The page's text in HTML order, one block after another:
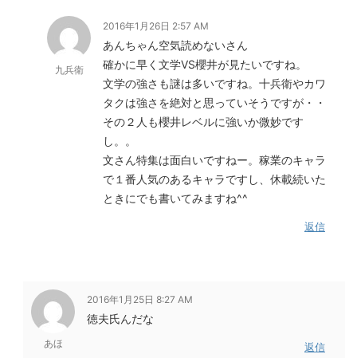
九兵衛
2016年1月26日 2:57 AM
あんちゃん空気読めないさん
確かに早く文学VS櫻井が見たいですね。
文学の強さも謎は多いですね。十兵衛やカワ
タクは強さを絶対と思っていそうですが・・
その２人も櫻井レベルに強いか微妙です
し。。
文さん特集は面白いですねー。稼業のキャラ
で１番人気のあるキャラですし、休載続いた
ときにでも書いてみますね^^
返信
あほ
2016年1月25日 8:27 AM
徳夫氏んだな
返信